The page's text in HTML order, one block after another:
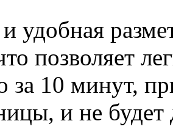
удобная
позволяет
за 10 минут,
и не будет